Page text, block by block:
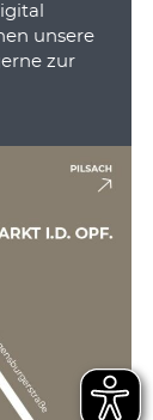
unsere
zur